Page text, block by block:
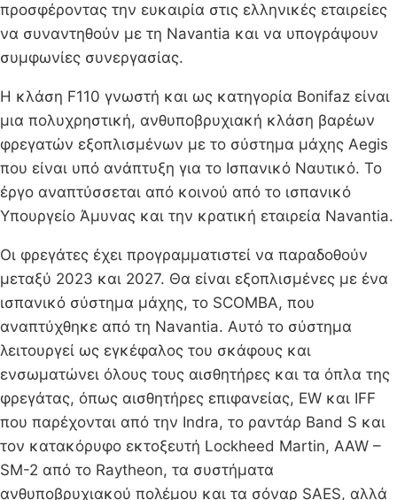
προσφέροντας την ευκαιρία στις ελληνικές εταιρείες
να συναντηθούν με τη Navantia και να υπογράψουν
συμφωνίες συνεργασίας.
Η κλάση F110 γνωστή και ως κατηγορία Bonifaz είναι
μια πολυχρηστική, ανθυποβρυχιακή κλάση βαρέων
φρεγατών εξοπλισμένων με το σύστημα μάχης Aegis
που είναι υπό ανάπτυξη για το Ισπανικό Ναυτικό. Το
έργο αναπτύσσεται από κοινού από το ισπανικό
Υπουργείο Άμυνας και την κρατική εταιρεία Navantia.
Οι φρεγάτες έχει προγραμματιστεί να παραδοθούν
μεταξύ 2023 και 2027. Θα είναι εξοπλισμένες με ένα
ισπανικό σύστημα μάχης, το SCOMBA, που
αναπτύχθηκε από τη Navantia. Αυτό το σύστημα
λειτουργεί ως εγκέφαλος του σκάφους και
ενσωματώνει όλους τους αισθητήρες και τα όπλα της
φρεγάτας, όπως αισθητήρες επιφανείας, EW και IFF
που παρέχονται από την Indra, το ραντάρ Band S και
τον κατακόρυφο εκτοξευτή Lockheed Martin, AAW –
SM-2 από το Raytheon, τα συστήματα
ανθυποβρυχιακού πολέμου και τα σόναρ SAES, αλλά